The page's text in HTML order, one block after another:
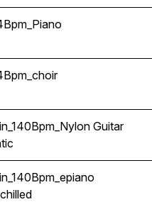
Guitar
Guitar
chilled